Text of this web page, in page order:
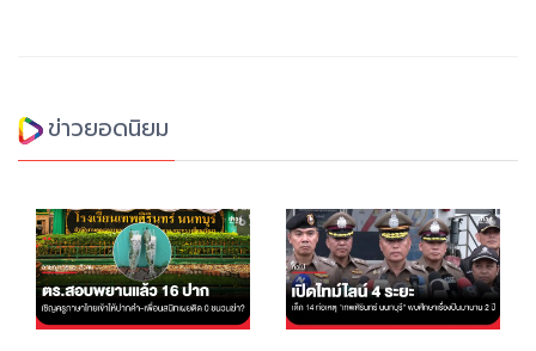
ข่าวยอดนิยม